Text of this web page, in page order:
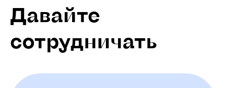
Давайте
сотрудничать